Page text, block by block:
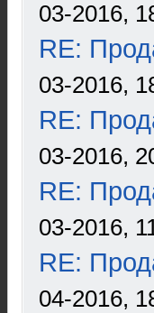
03-2016,
RE:
03-2016,
RE:
03-2016,
RE:
03-2016,
RE:
04-2016,